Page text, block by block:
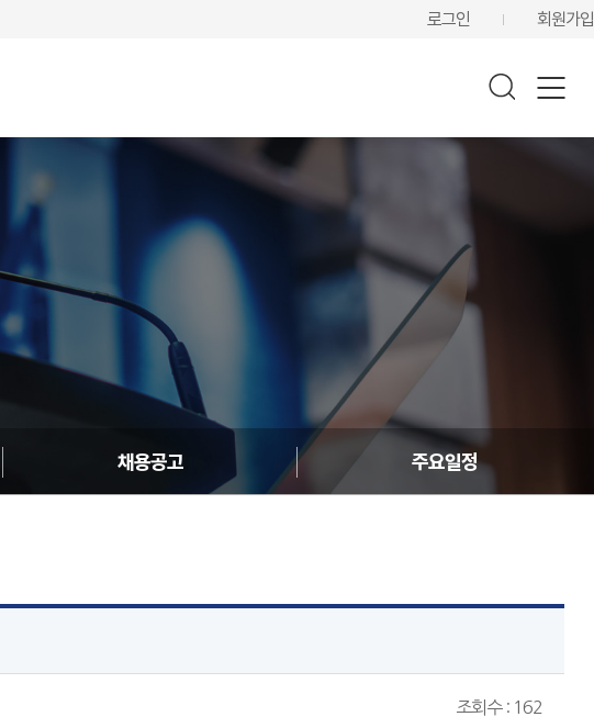
로그인 회원가입
채용공고 주요일정
조회수 : 162